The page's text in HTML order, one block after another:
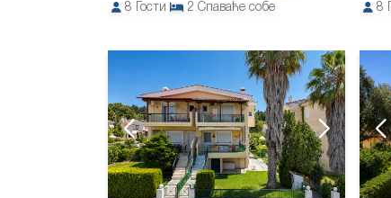
8
Гости 2 Спаваће собе
8